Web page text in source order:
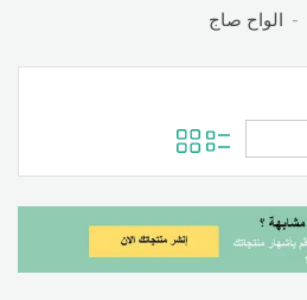
الواح صاج